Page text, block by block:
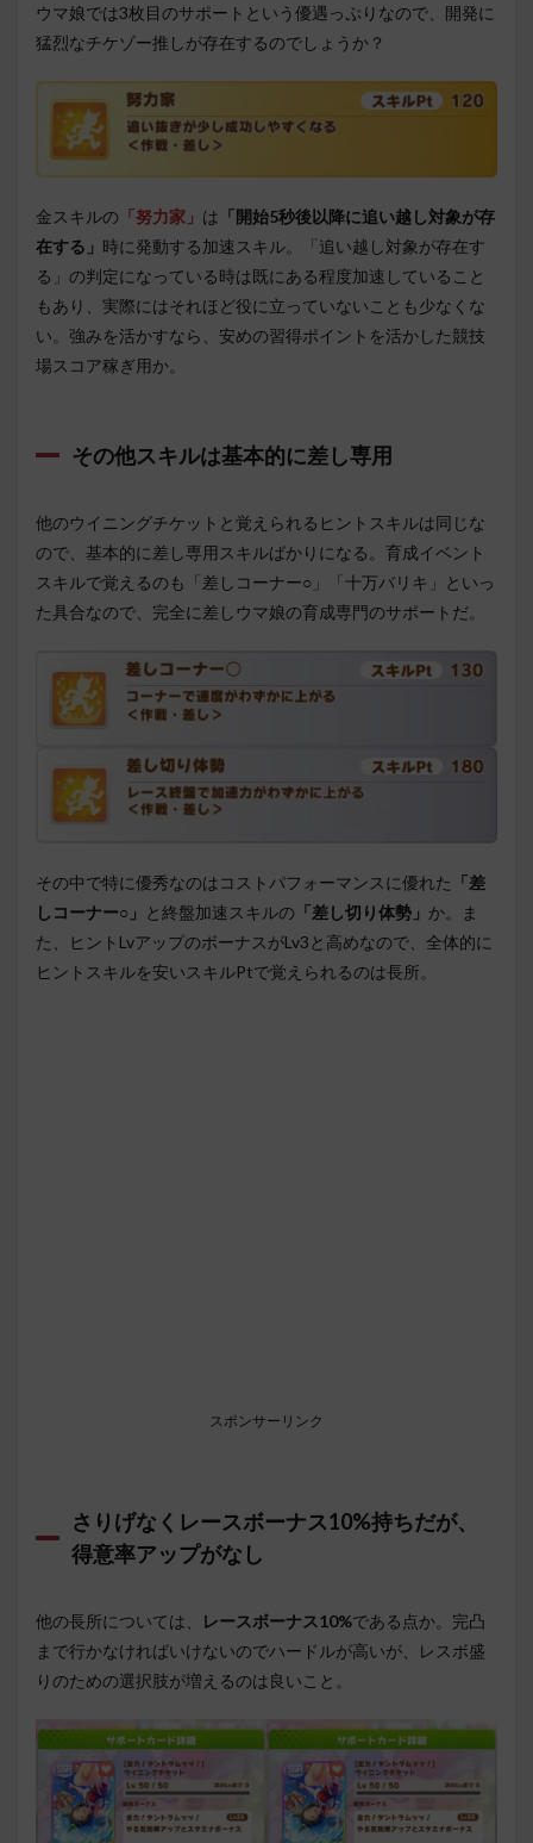
ウマ娘では3枚目のサポートという優遇っぷりなので、開発に
猛烈なチケゾー推しが存在するのでしょうか？
金スキルの 「努力家」 は 「開始5秒後以降に追い越し対象が存
在する」 時に発動する加速スキル。「追い越し対象が存在す
る」の判定になっている時は既にある程度加速していること
もあり、実際にはそれほど役に立っていないことも少なくな
い。強みを活かすなら、安めの習得ポイントを活かした競技
場スコア稼ぎ用か。
その他スキルは基本的に差し専用
他のウイニングチケットと覚えられるヒントスキルは同じな
ので、基本的に差し専用スキルばかりになる。育成イベント
スキルで覚えるのも「差しコーナー○」「十万バリキ」といっ
た具合なので、完全に差しウマ娘の育成専門のサポートだ。
その中で特に優秀なのはコストパフォーマンスに優れた 「差
しコーナー○」 と終盤加速スキルの 「差し切り体勢」 か。ま
た、ヒントLvアップのボーナスがLv3と高めなので、全体的に
ヒントスキルを安いスキルPtで覚えられるのは長所。
スポンサーリンク
さりげなくレースボーナス10%持ちだが、
得意率アップがなし
他の長所については、 レースボーナス10%である点か。完凸
まで行かなければいけないのでハードルが高いが、レスボ盛
りのための選択肢が増えるのは良いこと。